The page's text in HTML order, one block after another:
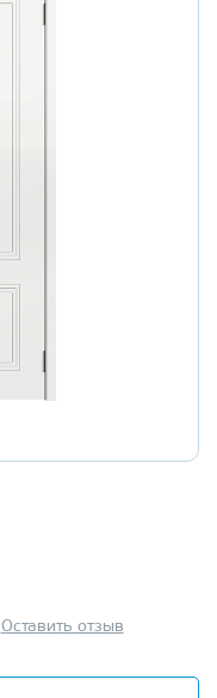
Оставить отзыв